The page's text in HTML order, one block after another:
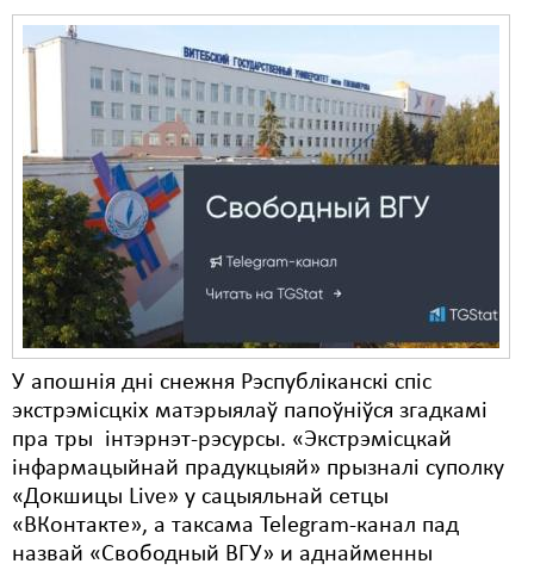
У апошнія дні снежня Рэспубліканскі спіс
экстрэмісцкіх матэрыялаў папоўніўся згадкамі
пра тры інтэрнэт-рэсурсы. «Экстрэмісцкай
інфармацыйнай прадукцыяй» прызналі суполку
«Докшицы Live» у сацыяльнай сетцы
«ВКонтакте», а таксама Telegram-канал пад
назвай «Свободный ВГУ» и аднайменны
Дзяржава
Дыскрымінацыя
Затрыманьні
Карная псыхіятрыя
КПЧ ААН
Культурныя правы
ЛПП
Мігранты
Мірныя сходы
Палітвязьні
Праваабаронцы
Правы дзіцяці